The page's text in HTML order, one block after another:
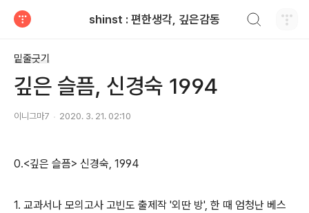
shinst : 편한생각, 깊은감동
밑줄긋기
깊은 슬픔, 신경숙 1994
이니그마7 2020. 3. 21. 02:10
0.<깊은 슬픔> 신경숙, 1994
1. 교과서나 모의고사 고빈도 출제작 '외딴 방', 한 때 엄청난 베스